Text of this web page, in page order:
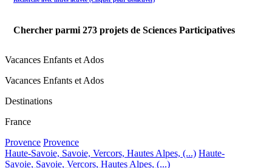
Chercher parmi 273 projets de Sciences Participatives
Vacances Enfants et Ados
Vacances Enfants et Ados
Destinations
France
Provence Provence
Haute-Savoie, Savoie, Vercors, Hautes Alpes, (...) Haute-
Savoie, Savoie, Vercors, Hautes Alpes, (...)